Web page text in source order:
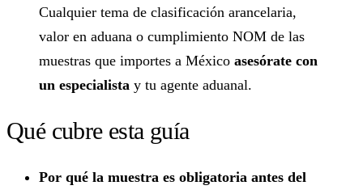
Cualquier tema de clasificación arancelaria,
valor en aduana o cumplimiento NOM de las
muestras que importes a México asesórate con
un especialista y tu agente aduanal.
Qué cubre esta guía
Por qué la muestra es obligatoria antes del